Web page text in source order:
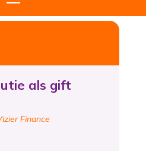
als gift
Finance